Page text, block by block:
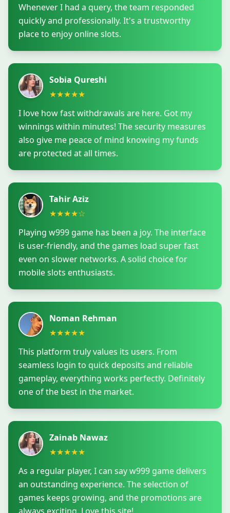
Whenever I had a query, the team responded
quickly and professionally. It's a trustworthy
place to enjoy online slots.
Sobia Qureshi
★★★★★
I love how fast withdrawals are here. Got my
winnings within minutes! The security measures
also give me peace of mind knowing my funds
are protected at all times.
Tahir Aziz
★★★★☆
Playing w999 game has been a joy. The interface
is user-friendly, and the games load super fast
even on slower networks. A solid choice for
mobile slots enthusiasts.
Noman Rehman
★★★★★
This platform truly values its users. From
seamless login to quick deposits and reliable
gameplay, everything works perfectly. Definitely
one of the best in the market.
Zainab Nawaz
★★★★★
As a regular player, I can say w999 game delivers
an outstanding experience. The selection of
games keeps growing, and the promotions are